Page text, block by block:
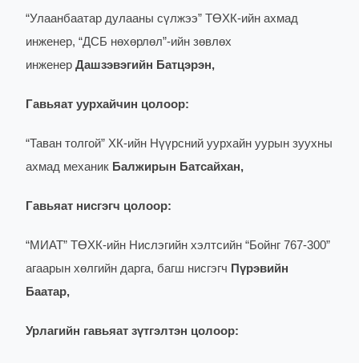
“Улаанбаатар дулааны сүлжээ” ТӨХК-ийн ахмад
инженер, “ДСБ нөхөрлөл”-ийн зөвлөх
инженер Дашзэвэгийн Батцэрэн,
Гавьяат уурхайчин цолоор:
“Таван толгой” ХК-ийн Нүүрсний уурхайн уурын зуухны
ахмад механик Балжирын Батсайхан,
Гавьяат нисгэгч цолоор:
“МИАТ” ТӨХК-ийн Нислэгийн хэлтсийн “Бойнг 767-300”
агаарын хөлгийн дарга, багш нисгэгч Пүрэвийн
Баатар,
Урлагийн гавьяат зүтгэлтэн цолоор: